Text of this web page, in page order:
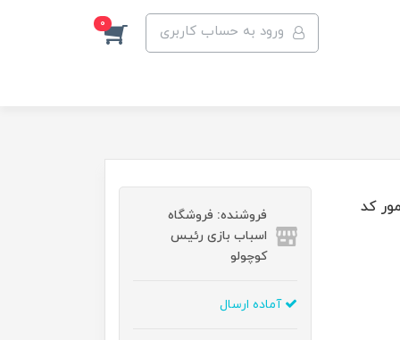
ورود به حساب کاربری 0
کد
فروشنده: فروشگاه
اسباب بازی رئیس
کوچولو
آماده ارسال